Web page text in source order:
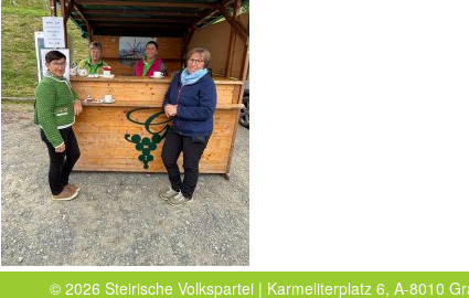
© 2026 Steirische Volkspartei | Karmeliterplatz 6, A-8010